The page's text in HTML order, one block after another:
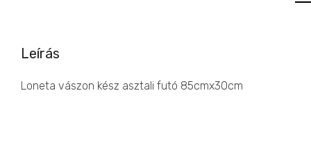
Leírás
Loneta vászon kész asztali futó 85cmx30cm